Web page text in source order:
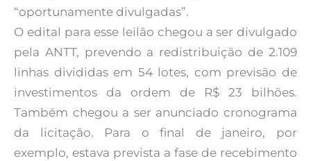
“oportunamente divulgadas”.
O edital para esse leilão chegou a ser divulgado
pela ANTT, prevendo a redistribuição de 2.109
linhas divididas em 54 lotes, com previsão de
investimentos da ordem de R$ 23 bilhões.
Também chegou a ser anunciado cronograma
da licitação. Para o final de janeiro, por
exemplo, estava prevista a fase de recebimento